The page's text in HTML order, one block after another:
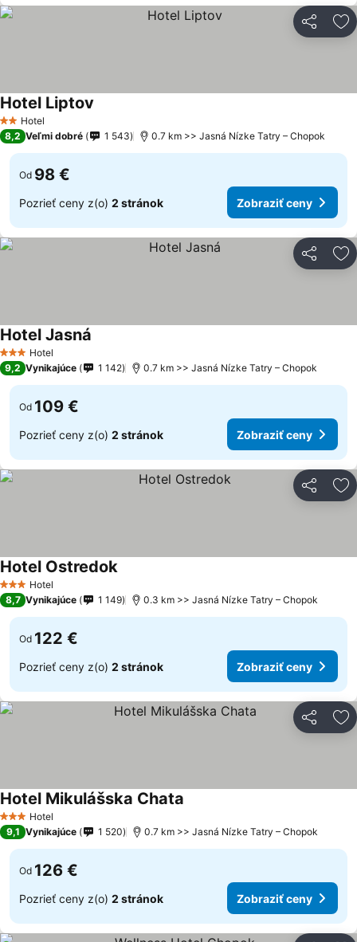
Zdieľať
2 Počet hviezdičiek
Hotel
Hotel Liptov
8,2 Veľmi dobré 1 543 0.7 km >> Jasná Nízke Tatry – Chopok
Od 98 €
Pozrieť ceny z(o) 2 stránok Zobraziť ceny
Zdieľať
3 Počet hviezdičiek
Hotel
Hotel Jasná
9,2 Vynikajúce 1 142 0.7 km >> Jasná Nízke Tatry – Chopok
Od 109 €
Pozrieť ceny z(o) 2 stránok Zobraziť ceny
Zdieľať
3 Počet hviezdičiek
Hotel
Hotel Ostredok
8,7 Vynikajúce 1 149 0.3 km >> Jasná Nízke Tatry – Chopok
Od 122 €
Pozrieť ceny z(o) 2 stránok Zobraziť ceny
Zdieľať
3 Počet hviezdičiek
Hotel
Hotel Mikulášska Chata
9,1 Vynikajúce 1 520 0.7 km >> Jasná Nízke Tatry – Chopok
Od 126 €
Pozrieť ceny z(o) 2 stránok Zobraziť ceny